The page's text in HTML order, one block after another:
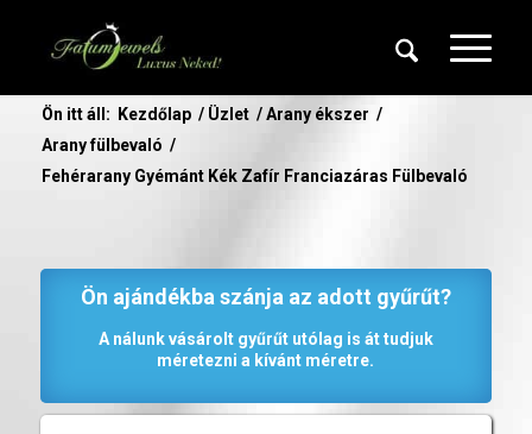
Ön itt áll: Kezdőlap / Üzlet / Arany ékszer /
Arany fülbevaló /
Fehérarany Gyémánt Kék Zafír Franciazáras Fülbevaló
Ön ajándékba szánja az adott gyűrűt?
A nálunk vásárolt gyűrűt utólag is át tudjuk
méretezni a kívánt méretre.